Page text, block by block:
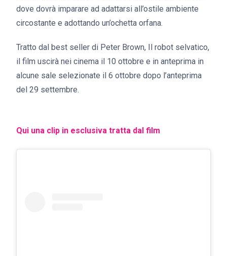
dove dovrà imparare ad adattarsi all’ostile ambiente
circostante e adottando un’ochetta orfana.
Tratto dal best seller di Peter Brown, Il robot selvatico,
il film uscirà nei cinema il 10 ottobre e in anteprima in
alcune sale selezionate il 6 ottobre dopo l’anteprima
del 29 settembre.
Qui una clip in esclusiva tratta dal film